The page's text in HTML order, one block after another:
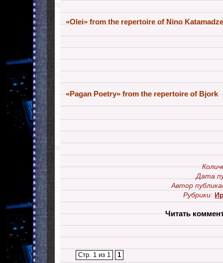
«Olei» from the repertoire of Nino
«Pagan Poetry» from the repertoire of Bjork
Дата
Автор
Рубрики:
Читать
Стр. 1 из 1 1